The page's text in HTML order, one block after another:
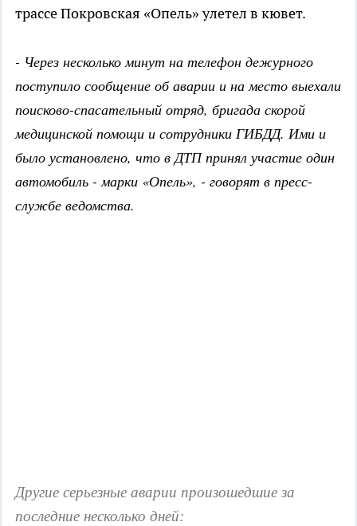
трассе Покровская «Опель» улетел в кювет.
- Через несколько минут на телефон дежурного
поступило сообщение об аварии и на место выехали
поисково-спасательный отряд, бригада скорой
медицинской помощи и сотрудники ГИБДД. Ими и
было установлено, что в ДТП принял участие один
автомобиль - марки «Опель», - говорят в пресс-
службе ведомства.
Другие серьезные аварии произошедшие за
последние несколько дней: